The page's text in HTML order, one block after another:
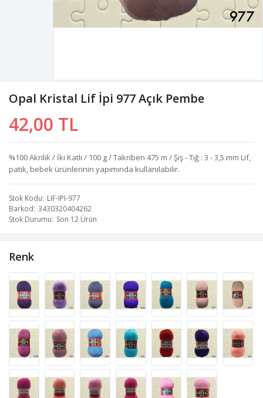
Opal Kristal Lif İpi 977 Açık Pembe
42,00 TL
%100 Akrilik / İki Katlı / 100 g / Takriben 475 m / Şiş - Tığ : 3 - 3,5 mm Lif,
patik, bebek ürünlerinin yapımında kullanılabilir.
Stok Kodu LIF-IPI-977
Barkod 3430320404262
Stok Durumu Son 12 Ürün
Renk